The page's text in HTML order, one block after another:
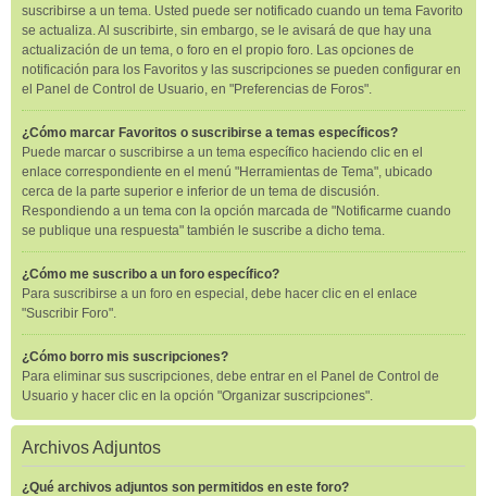
suscribirse a un tema. Usted puede ser notificado cuando un tema Favorito
se actualiza. Al suscribirte, sin embargo, se le avisará de que hay una
actualización de un tema, o foro en el propio foro. Las opciones de
notificación para los Favoritos y las suscripciones se pueden configurar en
el Panel de Control de Usuario, en "Preferencias de Foros".
¿Cómo marcar Favoritos o suscribirse a temas específicos?
Puede marcar o suscribirse a un tema específico haciendo clic en el
enlace correspondiente en el menú "Herramientas de Tema", ubicado
cerca de la parte superior e inferior de un tema de discusión.
Respondiendo a un tema con la opción marcada de "Notificarme cuando
se publique una respuesta" también le suscribe a dicho tema.
¿Cómo me suscribo a un foro específico?
Para suscribirse a un foro en especial, debe hacer clic en el enlace
"Suscribir Foro".
¿Cómo borro mis suscripciones?
Para eliminar sus suscripciones, debe entrar en el Panel de Control de
Usuario y hacer clic en la opción "Organizar suscripciones".
Archivos Adjuntos
¿Qué archivos adjuntos son permitidos en este foro?